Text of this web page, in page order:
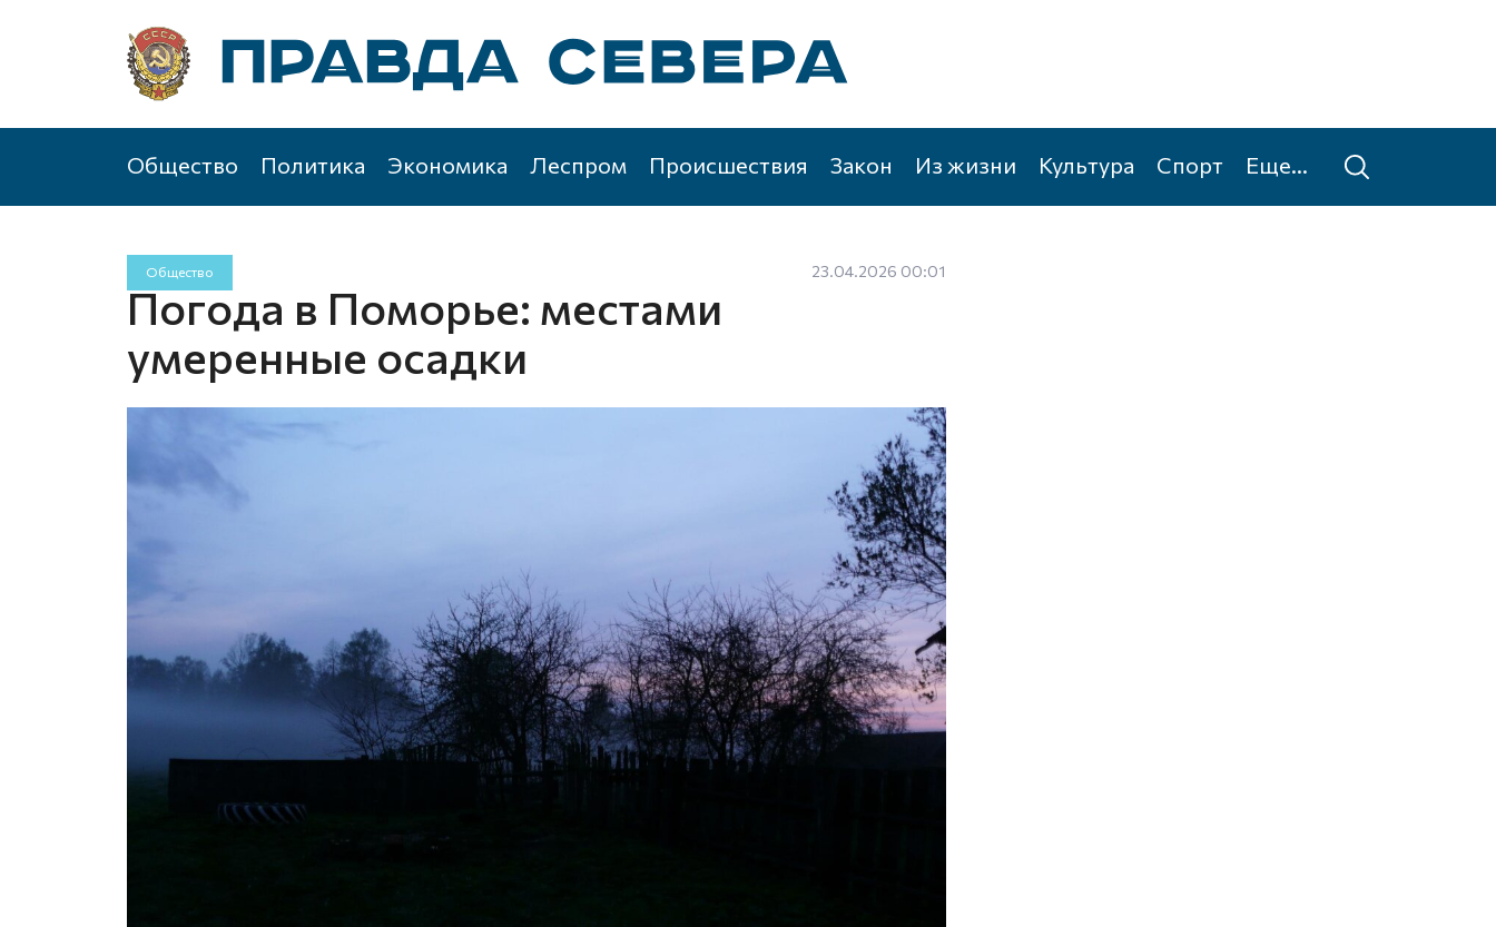
Общество Политика Экономика Леспром Происшествия Закон Из жизни Культура Спорт Еще...
Общество 23.04.2026 00:01
Погода в Поморье: местами
умеренные осадки